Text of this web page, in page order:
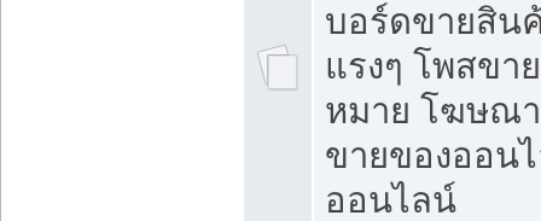
บอร์ดขายสิน
แรงๆ โพสขา
หมาย โฆษณ
ขายของออน
ออนไลน์